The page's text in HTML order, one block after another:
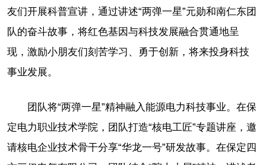
友们开展科普宣讲，通过讲述“两弹一星”元勋和南仁东团
队的奋斗故事，将红色基因与科技发展融合贯通地呈
现，激励小朋友们刻苦学习、勇于创新，将来投身科技
事业发展。
团队将“两弹一星”精神融入能源电力科技事业。在保
定电力职业技术学院，团队打造“核电工匠”专题讲座，邀
请核电企业技术骨干分享“华龙一号”研发故事。在保定四